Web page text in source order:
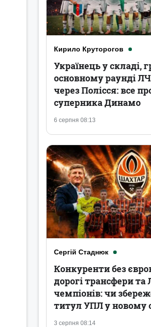
Кирило Круторогов
6 серпня 08:13
Українець у складі,
основному раунді
через Полісся: все
суперника Динамо
Сергій Стаднюк
3 серпня 08:14
Конкуренти без
дорогі трансфери та
чемпіонів: чи
титул УПЛ у новому